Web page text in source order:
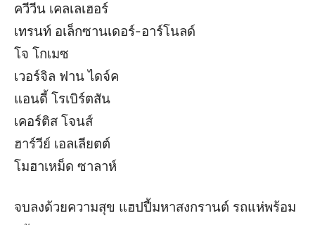
ควีวีน เคลเลเฮอร์
เทรนท์ อเล็กซานเดอร์-อาร์โนลด์
โจ โกเมซ
เวอร์จิล ฟาน ไดจ์ค
แอนดี้ โรเบิร์ตสัน
เคอร์ติส โจนส์
ฮาร์วีย์ เอลเลียตต์
โมฮาเหม็ด ซาลาห์
จบลงด้วยความสุข แฮปปี้มหาสงกรานต์ รถแห่พร้อม